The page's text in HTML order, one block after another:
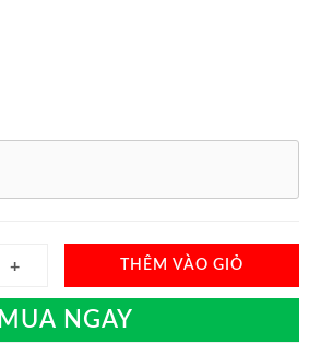
THÊM VÀO GIỎ
MUA NGAY